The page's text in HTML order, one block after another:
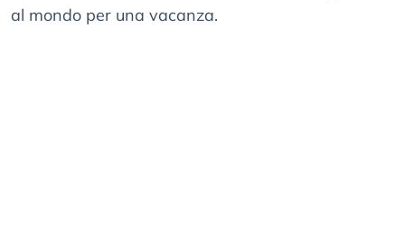
al mondo per una vacanza.